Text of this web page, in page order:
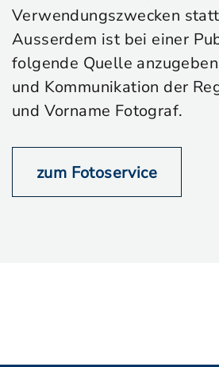
Verwendungszwecken
Ausserdem ist bei einer
folgende Quelle
und Kommunikation der
und Vorname Fotograf.
zum Fotoservice